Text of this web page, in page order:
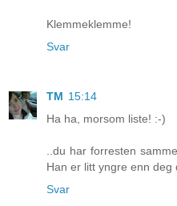
Klemmeklemme!
Svar
TM 15:14
Ha ha, morsom liste! :-)
..du har forresten
Han er litt yngre enn deg
Svar